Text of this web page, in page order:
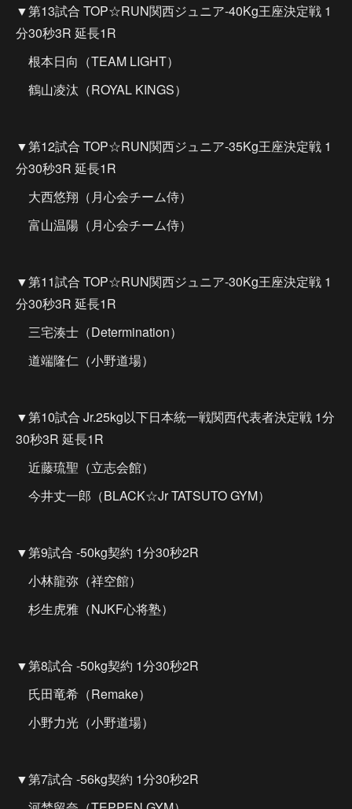
▼第13試合 TOP☆RUN関西ジュニア-40Kg王座決定戦 1
分30秒3R 延長1R
根本日向（TEAM LIGHT）
鶴山凌汰（ROYAL KINGS）
▼第12試合 TOP☆RUN関西ジュニア-35Kg王座決定戦 1
分30秒3R 延長1R
大西悠翔（月心会チーム侍）
富山温陽（月心会チーム侍）
▼第11試合 TOP☆RUN関西ジュニア-30Kg王座決定戦 1
分30秒3R 延長1R
三宅湊士（Determination）
道端隆仁（小野道場）
▼第10試合 Jr.25kg以下日本統一戦関西代表者決定戦 1分
30秒3R 延長1R
近藤琉聖（立志会館）
今井丈一郎（BLACK☆Jr TATSUTO GYM）
▼第9試合 -50kg契約 1分30秒2R
小林龍弥（祥空館）
杉生虎雅（NJKF心将塾）
▼第8試合 -50kg契約 1分30秒2R
氏田竜希（Remake）
小野力光（小野道場）
▼第7試合 -56kg契約 1分30秒2R